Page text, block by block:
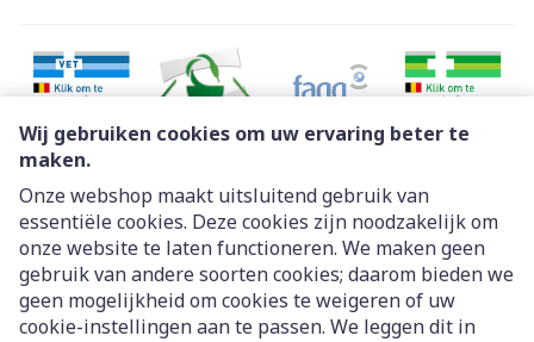
Wij gebruiken cookies om uw ervaring beter te
maken.
Onze webshop maakt uitsluitend gebruik van
essentiële cookies. Deze cookies zijn noodzakelijk om
onze website te laten functioneren. We maken geen
gebruik van andere soorten cookies; daarom bieden we
geen mogelijkheid om cookies te weigeren of uw
cookie-instellingen aan te passen. We leggen dit in
Juridische links